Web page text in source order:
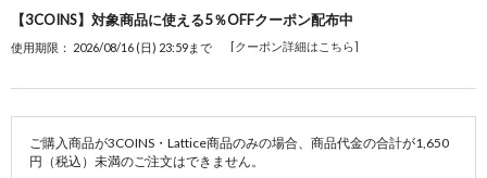
【3COINS】対象商品に使える5％OFFクーポン配布中
使用期限： 2026/08/16 (日) 23:59まで [クーポン詳細はこちら]
ご購入商品が3COINS・Lattice商品のみの場合、商品代金の合計が1,650
円（税込）未満のご注文はできません。